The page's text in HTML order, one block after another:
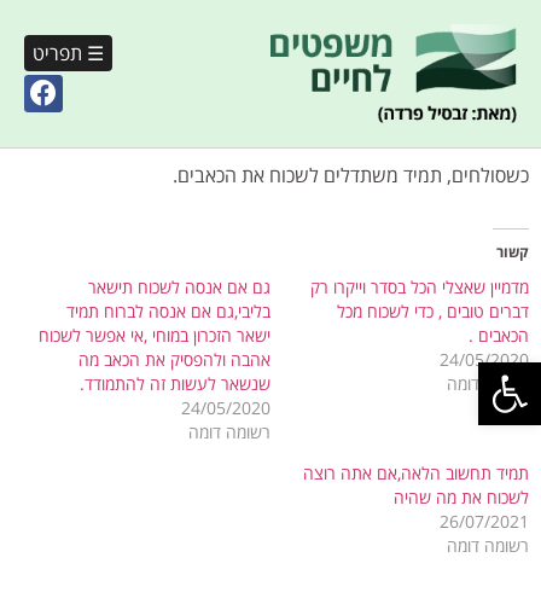
פתח סרגל נגישות
☰ תפריט
כשסולחים, תמיד משתדלים לשכוח את הכאבים.
קשור
מדמיין שאצלי הכל בסדר וייקרו רק
דברים טובים , כדי לשכוח מכל
הכאבים .
24/05/2020
רשומה דומה
גם אם אנסה לשכוח תישאר
בליבי,גם אם אנסה לברוח תמיד
ישאר הזכרון במוחי ,אי אפשר לשכוח
אהבה ולהפסיק את הכאב מה
שנשאר לעשות זה להתמודד.
24/05/2020
רשומה דומה
תמיד תחשוב הלאה,אם אתה רוצה
לשכוח את מה שהיה
26/07/2021
רשומה דומה